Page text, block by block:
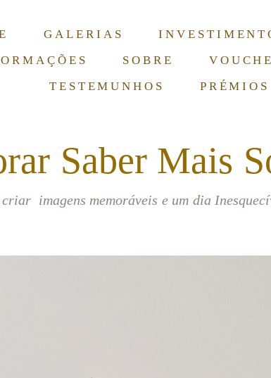
GALERIAS
SOBRE
TESTEMUNHOS
PRÉMIOS
Saber Mais
criar imagens memoráveis e um dia